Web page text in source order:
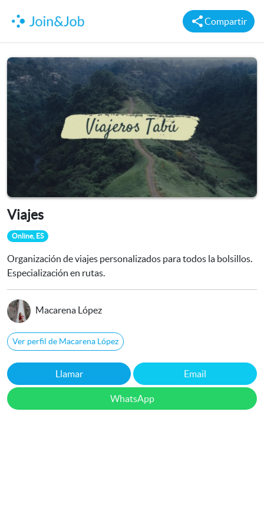
Compartir
Viajes
Online, ES
Organización de viajes personalizados para todos la bolsillos.
Especialización en rutas.
Macarena López
Ver perfil de Macarena López
Llamar Email
WhatsApp